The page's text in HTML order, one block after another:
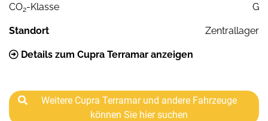
CO2-Klasse G
Standort Zentrallager
Details zum Cupra Terramar anzeigen
Weitere Cupra Terramar und andere Fahrzeuge
können Sie hier suchen